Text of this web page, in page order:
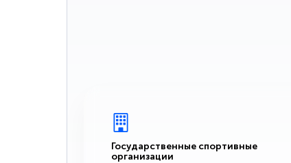
Государственные спортивные
организации